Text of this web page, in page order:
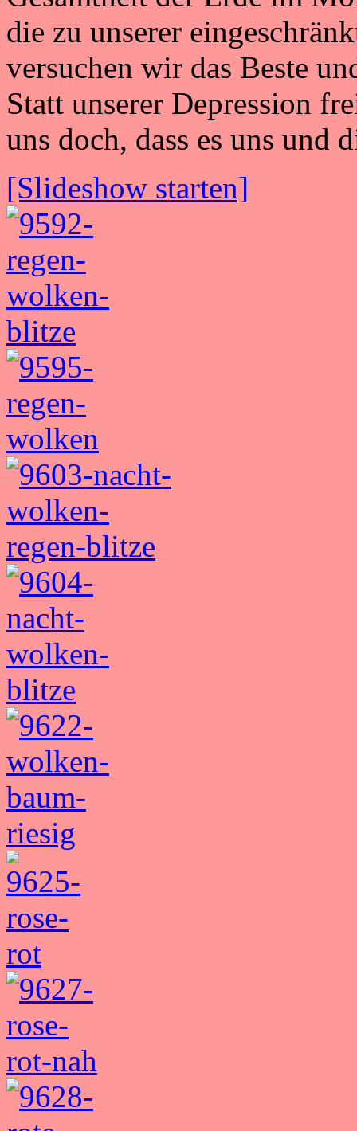
die zu unserer
versuchen wir das Beste
Statt unserer Depression
uns doch, dass es uns und
[Slideshow starten]